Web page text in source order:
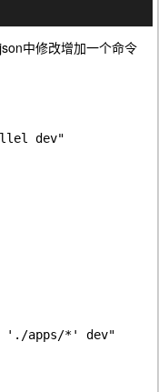
中修改增加一个命令
dev"
'./apps/*' dev"